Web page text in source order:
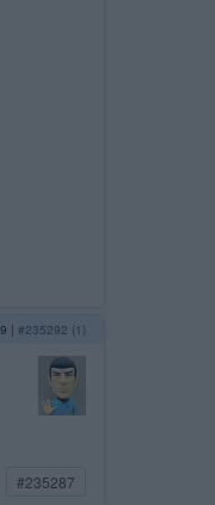
| #235292 (1)
#235287